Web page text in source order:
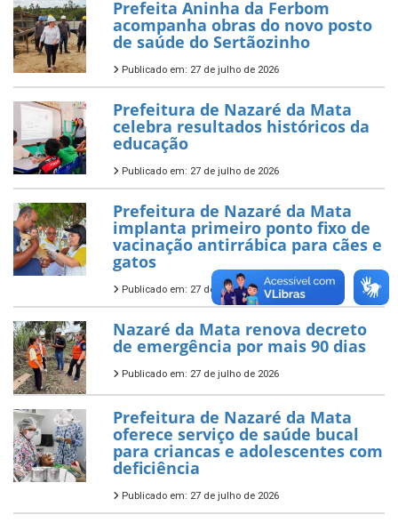
Prefeita Aninha da Ferbom
acompanha obras do novo posto
de saúde do Sertãozinho
Publicado em: 27 de julho de 2026
Prefeitura de Nazaré da Mata
celebra resultados históricos da
educação
Publicado em: 27 de julho de 2026
Prefeitura de Nazaré da Mata
implanta primeiro ponto fixo de
vacinação antirrábica para cães e
gatos
Publicado em: 27 de julho de 2026
Nazaré da Mata renova decreto
de emergência por mais 90 dias
Publicado em: 27 de julho de 2026
Prefeitura de Nazaré da Mata
oferece serviço de saúde bucal
para criancas e adolescentes com
deficiência
Publicado em: 27 de julho de 2026